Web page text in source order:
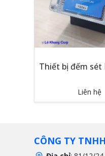
Thiết bị đếm sét
Liên hệ
CÔNG TY